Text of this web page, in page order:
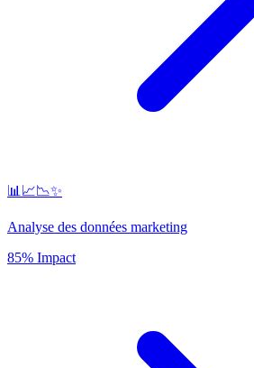
📊📈📉✨
Analyse des données marketing
85% Impact